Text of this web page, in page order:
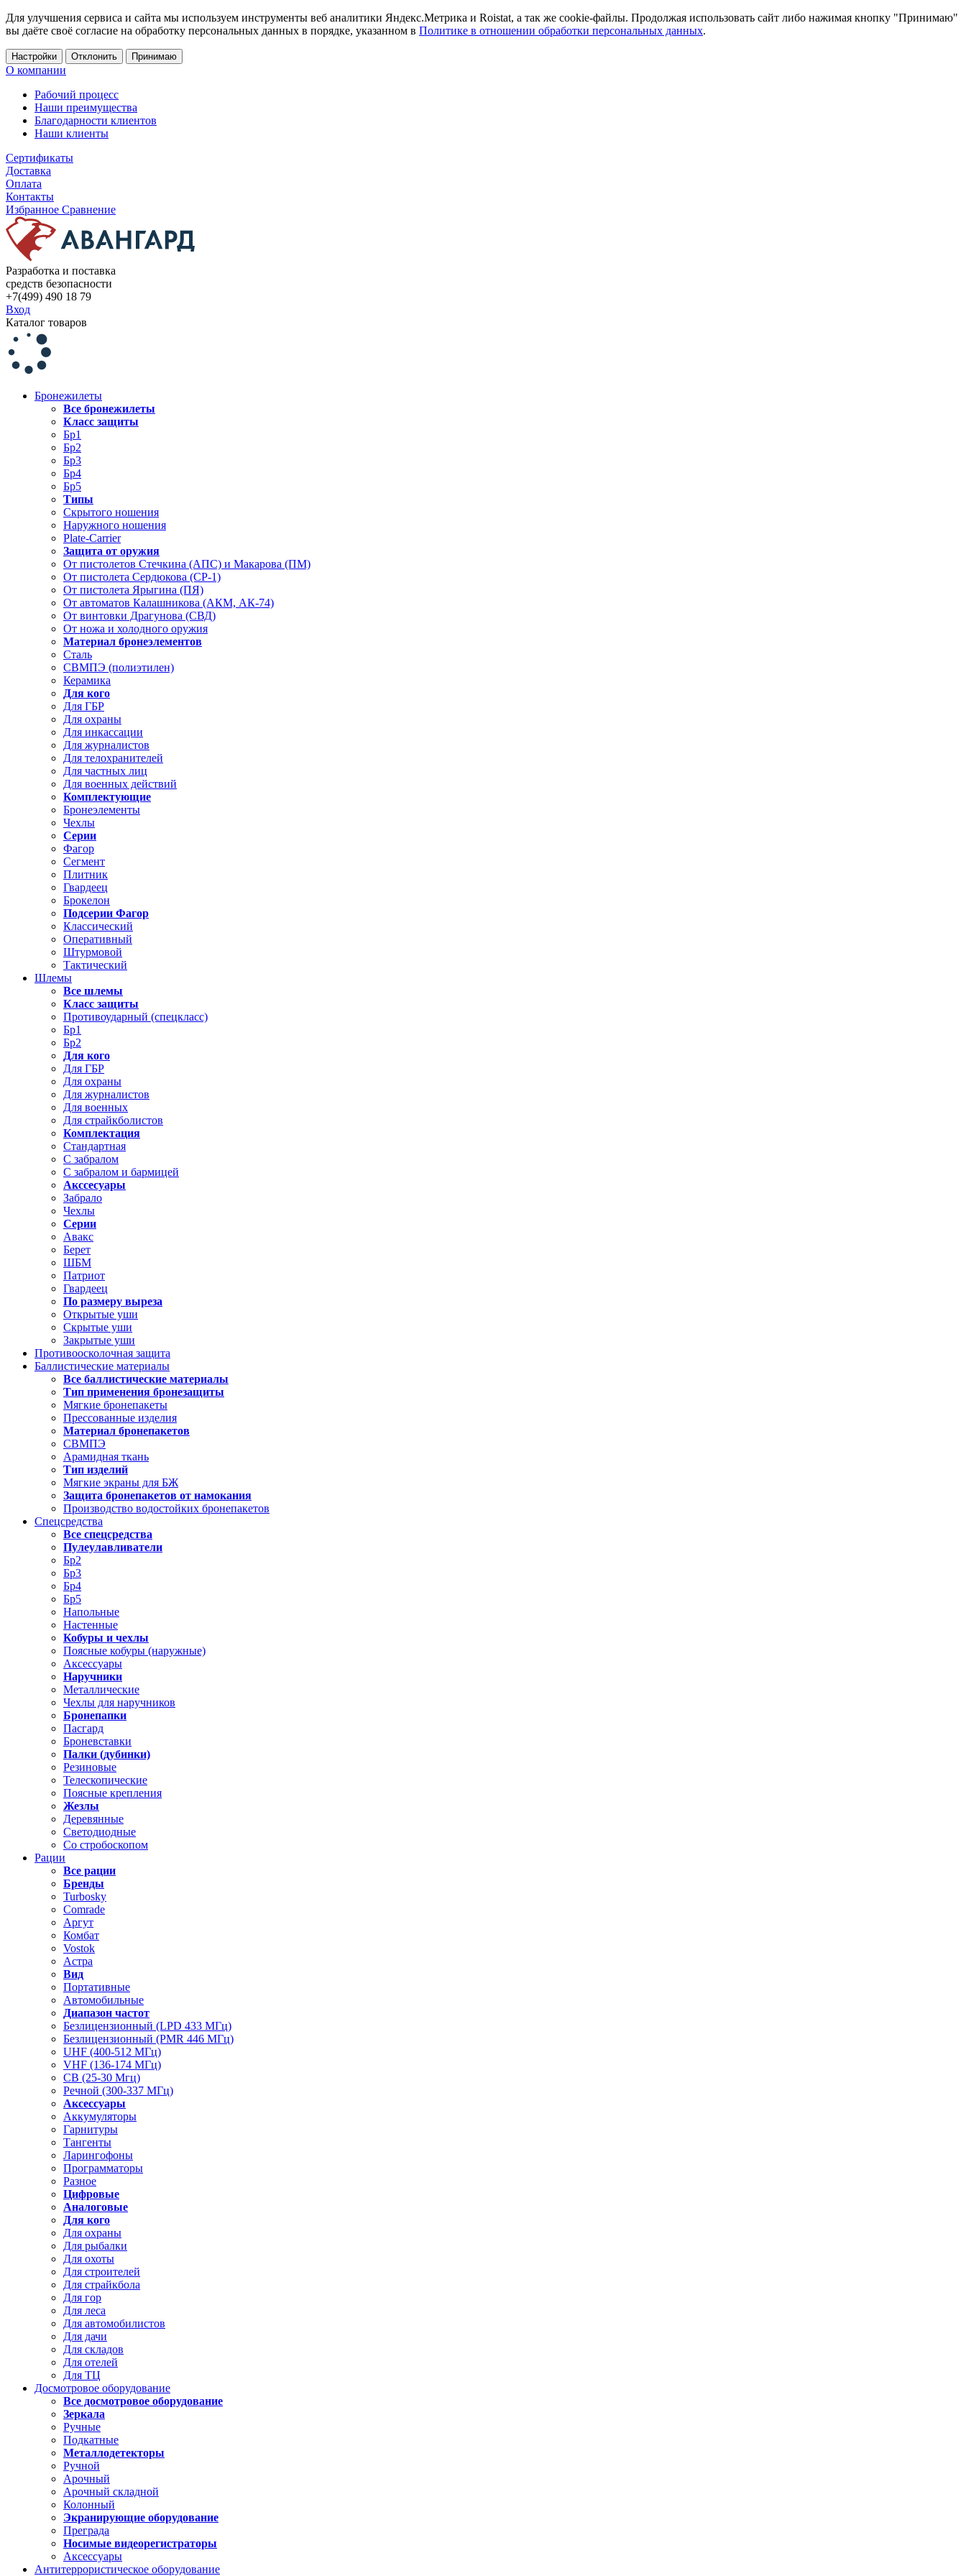
Для улучшения сервиса и сайта мы используем инструменты веб аналитики Яндекс.Метрика и Roistat, а так же cookie-файлы. Продолжая использовать сайт либо нажимая кнопку "Принимаю"
вы даёте своё согласие на обработку персональных данных в порядке, указанном в Политике в отношении обработки персональных данных.
Настройки Отклонить Принимаю
О компании
Рабочий процесс
Наши преимущества
Благодарности клиентов
Наши клиенты
Сертификаты
Доставка
Оплата
Контакты
Избранное Сравнение
Разработка и поставка
средств безопасности
+7(499) 490 18 79
Вход
Каталог товаров
Бронежилеты
Все бронежилеты
Класс защиты
Бр1
Бр2
Бр3
Бр4
Бр5
Типы
Скрытого ношения
Наружного ношения
Plate-Carrier
Защита от оружия
От пистолетов Стечкина (АПС) и Макарова (ПМ)
От пистолета Сердюкова (СР-1)
От пистолета Ярыгина (ПЯ)
От автоматов Калашникова (АКМ, АК-74)
От винтовки Драгунова (СВД)
От ножа и холодного оружия
Материал бронеэлементов
Сталь
СВМПЭ (полиэтилен)
Керамика
Для кого
Для ГБР
Для охраны
Для инкассации
Для журналистов
Для телохранителей
Для частных лиц
Для военных действий
Комплектующие
Бронеэлементы
Чехлы
Серии
Фагор
Сегмент
Плитник
Гвардеец
Брокелон
Подсерии Фагор
Классический
Оперативный
Штурмовой
Тактический
Шлемы
Все шлемы
Класс защиты
Противоударный (спецкласс)
Бр1
Бр2
Для кого
Для ГБР
Для охраны
Для журналистов
Для военных
Для страйкболистов
Комплектация
Стандартная
С забралом
С забралом и бармицей
Акссесуары
Забрало
Чехлы
Серии
Авакс
Берет
ШБМ
Патриот
Гвардеец
По размеру выреза
Открытые уши
Скрытые уши
Закрытые уши
Противоосколочная защита
Баллистические материалы
Все баллистические материалы
Тип применения бронезащиты
Мягкие бронепакеты
Прессованные изделия
Материал бронепакетов
СВМПЭ
Арамидная ткань
Тип изделий
Мягкие экраны для БЖ
Защита бронепакетов от намокания
Производство водостойких бронепакетов
Спецсредства
Все спецсредства
Пулеулавливатели
Бр2
Бр3
Бр4
Бр5
Напольные
Настенные
Кобуры и чехлы
Поясные кобуры (наружные)
Аксессуары
Наручники
Металлические
Чехлы для наручников
Бронепапки
Пасгард
Броневставки
Палки (дубинки)
Резиновые
Телескопические
Поясные крепления
Жезлы
Деревянные
Светодиодные
Со стробоскопом
Рации
Все рации
Бренды
Turbosky
Comrade
Аргут
Комбат
Vostok
Астра
Вид
Портативные
Автомобильные
Диапазон частот
Безлицензионный (LPD 433 МГц)
Безлицензионный (PMR 446 МГц)
UHF (400-512 МГц)
VHF (136-174 МГц)
CB (25-30 Мгц)
Речной (300-337 МГц)
Аксессуары
Аккумуляторы
Гарнитуры
Тангенты
Ларингофоны
Программаторы
Разное
Цифровые
Аналоговые
Для кого
Для охраны
Для рыбалки
Для охоты
Для строителей
Для страйкбола
Для гор
Для леса
Для автомобилистов
Для дачи
Для складов
Для отелей
Для ТЦ
Досмотровое оборудование
Все досмотровое оборудование
Зеркала
Ручные
Подкатные
Металлодетекторы
Ручной
Арочный
Арочный складной
Колонный
Экранирующие оборудование
Преграда
Носимые видеорегистраторы
Аксессуары
Антитеррористическое оборудование